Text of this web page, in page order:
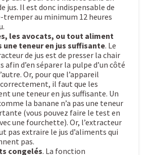
jus. Il est donc indispensable de
tremper au minimum 12 heures
les avocats, ou tout aliment
une teneur en jus suffisante. Le
de jus est de presser la chair
afin d’en séparer la pulpe d’un côté
Or, pour que l’appareil
il faut que les
une teneur en jus suffisante. Un
la banane n’a pas une teneur
(vous pouvez faire le test en
une fourchette). Or, l’extracteur
pas extraire le jus d’aliments qui
pas.
congelés. La fonction